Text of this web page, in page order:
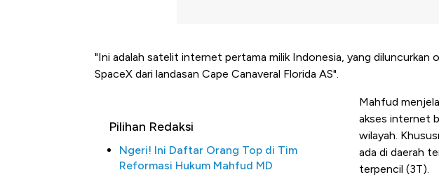
"Ini adalah satelit internet pertama milik Indonesia, yang diluncurkan
SpaceX dari landasan Cape Canaveral Florida AS".
Pilihan Redaksi
Ngeri! Ini Daftar Orang Top di Tim
Reformasi Hukum Mahfud MD
Mahfud
akses internet
wilayah.
ada di daerah
terpencil (3T).